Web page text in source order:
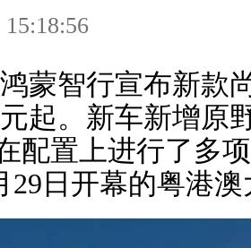
蒙智行宣布新款
起。新车新增原
配置上进行了多
29日开幕的粤港